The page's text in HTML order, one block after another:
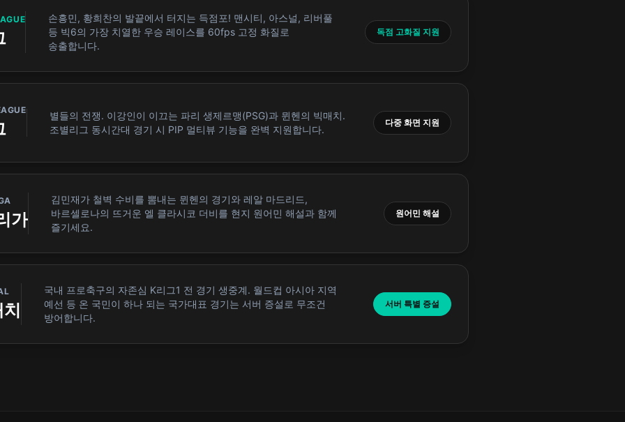
손흥민, 황희찬의 발끝에서 터지는 득점포! 맨시티, 아스널, 리버풀
등 빅6의 가장 치열한 우승 레이스를 60fps 고정 화질로
송출합니다.
독점 고화질 지원
별들의 전쟁. 이강인이 이끄는 파리 생제르맹(PSG)과 뮌헨의 빅매치.
조별리그 동시간대 경기 시 PIP 멀티뷰 기능을 완벽 지원합니다.
다중 화면 지원
가
김민재가 철벽 수비를 뽐내는 뮌헨의 경기와 레알 마드리드,
바르셀로나의 뜨거운 엘 클라시코 더비를 현지 원어민 해설과 함께
즐기세요.
원어민 해설
국내 프로축구의 자존심 K리그1 전 경기 생중계. 월드컵 아시아 지역
예선 등 온 국민이 하나 되는 국가대표 경기는 서버 증설로 무조건
방어합니다.
서버 특별 증설